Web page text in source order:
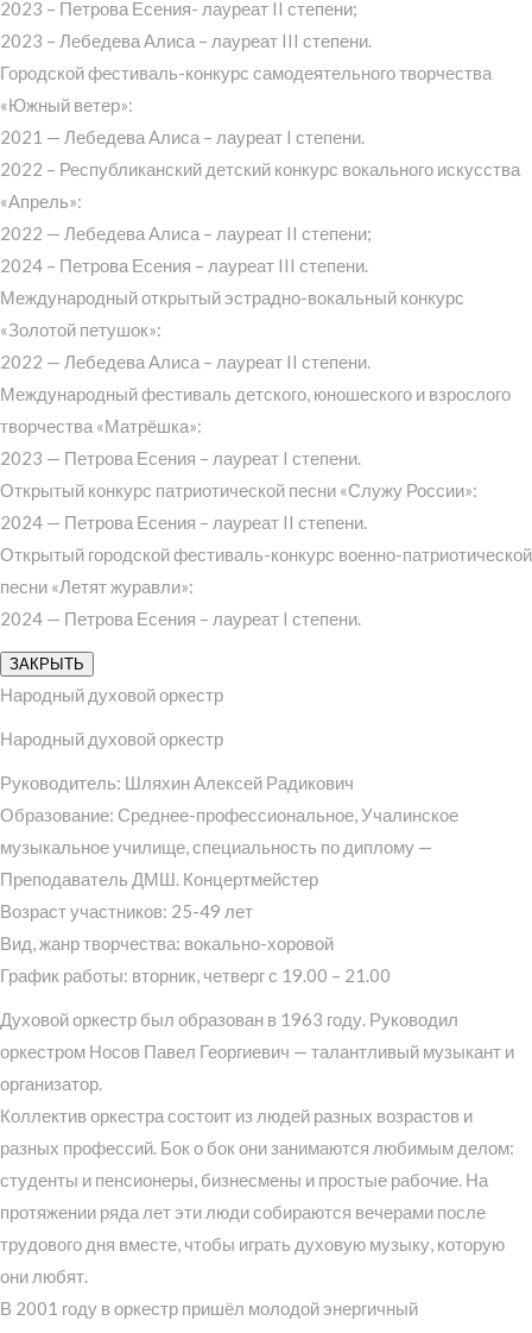
2023 – Петрова Есения- лауреат II степени;
2023 – Лебедева Алиса – лауреат III степени.
Городской фестиваль-конкурс самодеятельного творчества
«Южный ветер»:
2021 — Лебедева Алиса – лауреат I степени.
2022 – Республиканский детский конкурс вокального искусства
«Апрель»:
2022 — Лебедева Алиса – лауреат II степени;
2024 – Петрова Есения – лауреат III степени.
Международный открытый эстрадно-вокальный конкурс
«Золотой петушок»:
2022 — Лебедева Алиса – лауреат II степени.
Международный фестиваль детского, юношеского и взрослого
творчества «Матрёшка»:
2023 — Петрова Есения – лауреат I степени.
Открытый конкурс патриотической песни «Служу России»:
2024 — Петрова Есения – лауреат II степени.
Открытый городской фестиваль-конкурс военно-патриотической
песни «Летят журавли»:
2024 — Петрова Есения – лауреат I степени.
ЗАКРЫТЬ
Народный духовой оркестр
Народный духовой оркестр
Руководитель: Шляхин Алексей Радикович
Образование: Среднее-профессиональное, Учалинское
музыкальное училище, специальность по диплому —
Преподаватель ДМШ. Концертмейстер
Возраст участников: 25-49 лет
Вид, жанр творчества: вокально-хоровой
График работы: вторник, четверг с 19.00 – 21.00
Духовой оркестр был образован в 1963 году. Руководил
оркестром Носов Павел Георгиевич — талантливый музыкант и
организатор.
Коллектив оркестра состоит из людей разных возрастов и
разных профессий. Бок о бок они занимаются любимым делом:
студенты и пенсионеры, бизнесмены и простые рабочие. На
протяжении ряда лет эти люди собираются вечерами после
трудового дня вместе, чтобы играть духовую музыку, которую
они любят.
В 2001 году в оркестр пришёл молодой энергичный